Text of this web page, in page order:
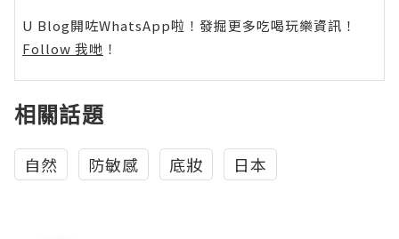
U Blog開咗WhatsApp啦！發掘更多吃喝玩樂資訊！
Follow 我哋 ！
相關話題
自然 防敏感 底妝 日本